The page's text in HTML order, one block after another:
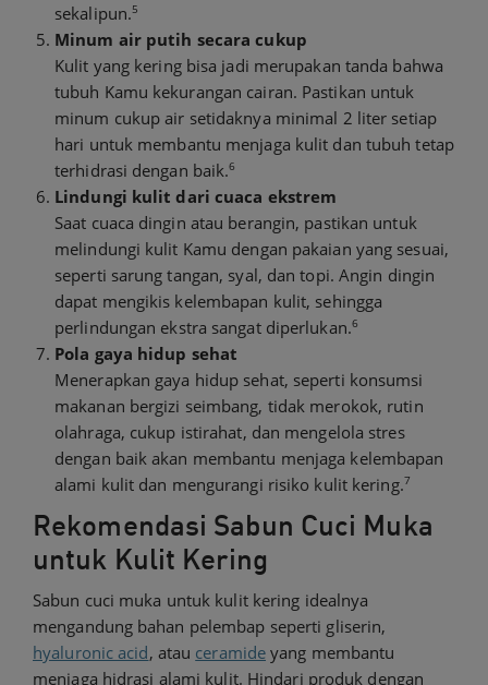
sekalipun.5
Minum air putih secara cukup
Kulit yang kering bisa jadi merupakan tanda bahwa
tubuh Kamu kekurangan cairan. Pastikan untuk
minum cukup air setidaknya minimal 2 liter setiap
hari untuk membantu menjaga kulit dan tubuh tetap
terhidrasi dengan baik.6
Lindungi kulit dari cuaca ekstrem
Saat cuaca dingin atau berangin, pastikan untuk
melindungi kulit Kamu dengan pakaian yang sesuai,
seperti sarung tangan, syal, dan topi. Angin dingin
dapat mengikis kelembapan kulit, sehingga
perlindungan ekstra sangat diperlukan.6
Pola gaya hidup sehat
Menerapkan gaya hidup sehat, seperti konsumsi
makanan bergizi seimbang, tidak merokok, rutin
olahraga, cukup istirahat, dan mengelola stres
dengan baik akan membantu menjaga kelembapan
alami kulit dan mengurangi risiko kulit kering.7
Rekomendasi Sabun Cuci Muka
untuk Kulit Kering
Sabun cuci muka untuk kulit kering idealnya
mengandung bahan pelembap seperti gliserin,
hyaluronic acid, atau ceramide yang membantu
menjaga hidrasi alami kulit. Hindari produk dengan